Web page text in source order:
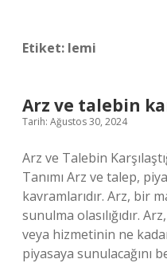
Etiket: lemi
Arz ve talebin
Tarih: Ağustos 30, 2024
Arz ve Talebin
Tanımı Arz ve talep,
kavramlarıdır. Arz, bir
sunulma olasılığıdır.
veya hizmetinin ne
piyasaya sunulacağını